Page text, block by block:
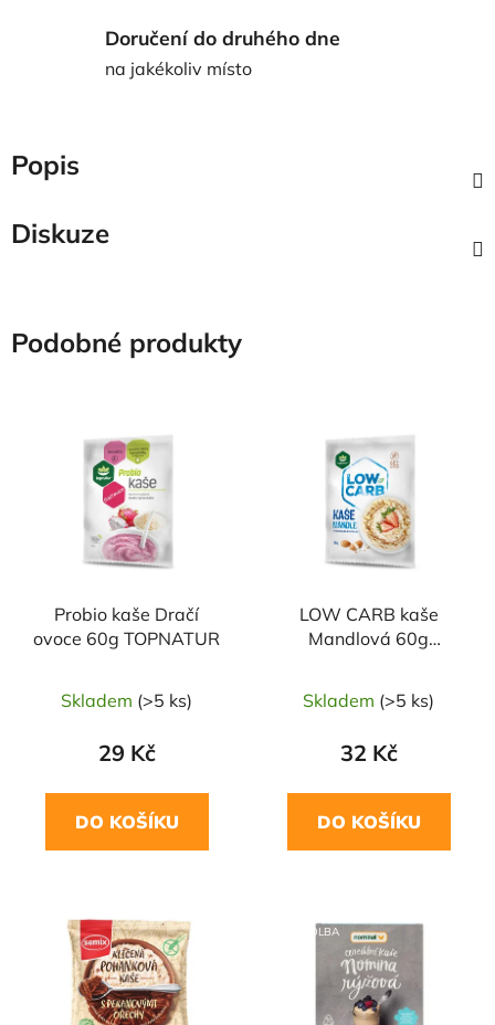
Doručení do druhého dne
na jakékoliv místo
Popis
Diskuze
Podobné produkty
Probio kaše Dračí
ovoce 60g TOPNATUR
Skladem (>5 ks)
29 Kč
DO KOŠÍKU
LOW CARB kaše
Mandlová 60g
Skladem (>5 ks)
32 Kč
DO KOŠÍKU
NAŠE OVĚŘENÁ
VOLBA